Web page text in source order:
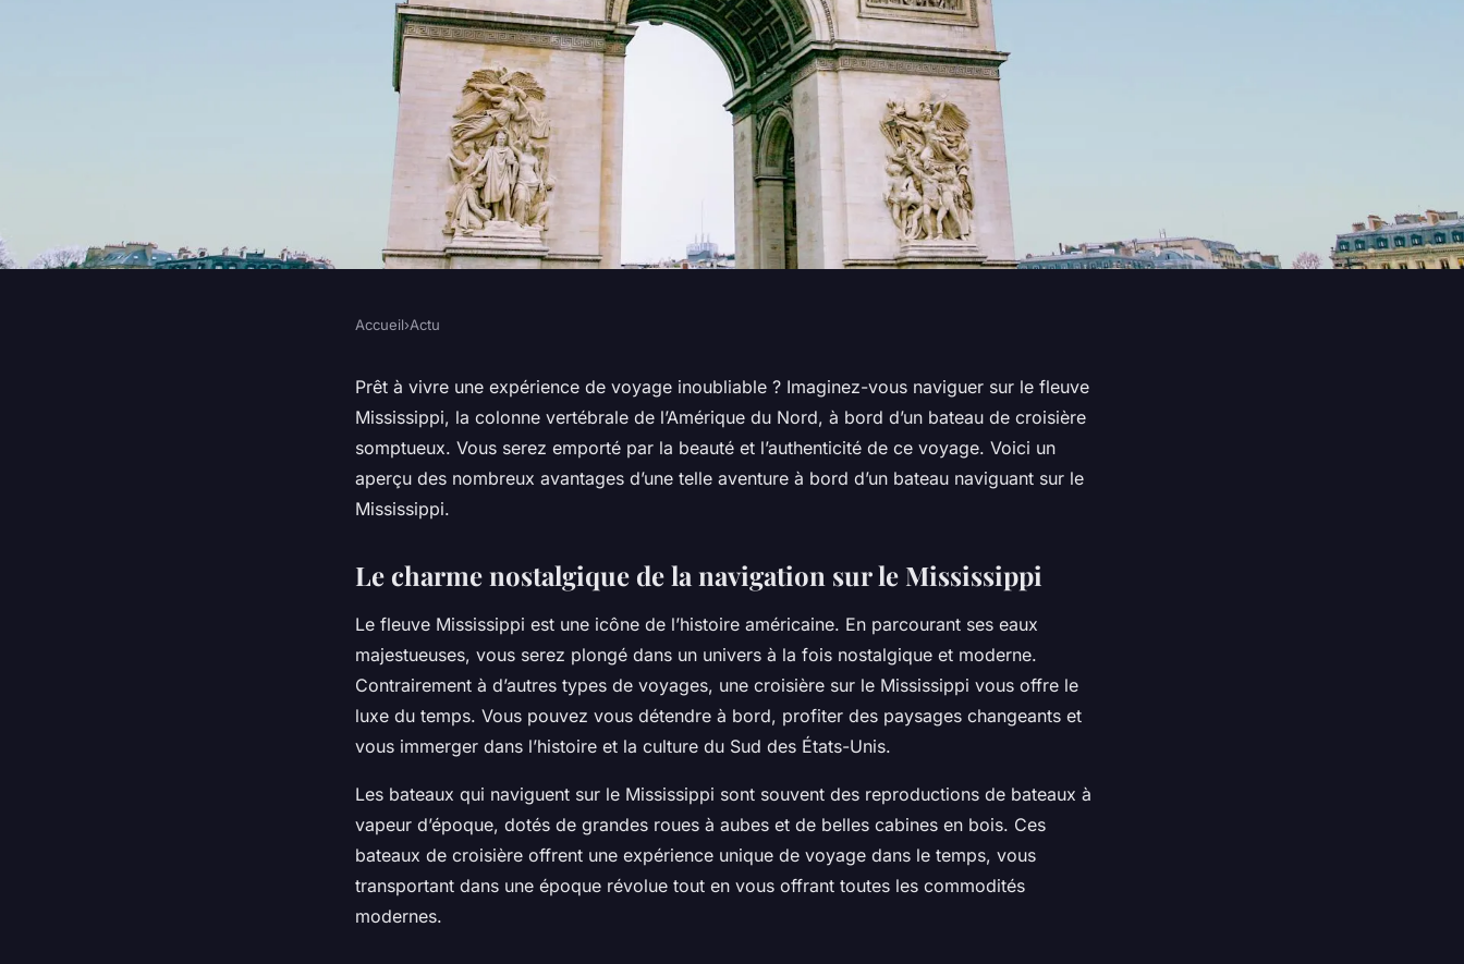
les avantages d'une croisière sur le
fleuve du Mississippi
Accueil›Actu
Prêt à vivre une expérience de voyage inoubliable ? Imaginez-vous naviguer sur le fleuve
Mississippi, la colonne vertébrale de l’Amérique du Nord, à bord d’un bateau de croisière
somptueux. Vous serez emporté par la beauté et l’authenticité de ce voyage. Voici un
aperçu des nombreux avantages d’une telle aventure à bord d’un bateau naviguant sur le
Mississippi.
Le charme nostalgique de la navigation sur le Mississippi
Le fleuve Mississippi est une icône de l’histoire américaine. En parcourant ses eaux
majestueuses, vous serez plongé dans un univers à la fois nostalgique et moderne.
Contrairement à d’autres types de voyages, une croisière sur le Mississippi vous offre le
luxe du temps. Vous pouvez vous détendre à bord, profiter des paysages changeants et
vous immerger dans l’histoire et la culture du Sud des États-Unis.
Les bateaux qui naviguent sur le Mississippi sont souvent des reproductions de bateaux à
vapeur d’époque, dotés de grandes roues à aubes et de belles cabines en bois. Ces
bateaux de croisière offrent une expérience unique de voyage dans le temps, vous
transportant dans une époque révolue tout en vous offrant toutes les commodités
modernes.